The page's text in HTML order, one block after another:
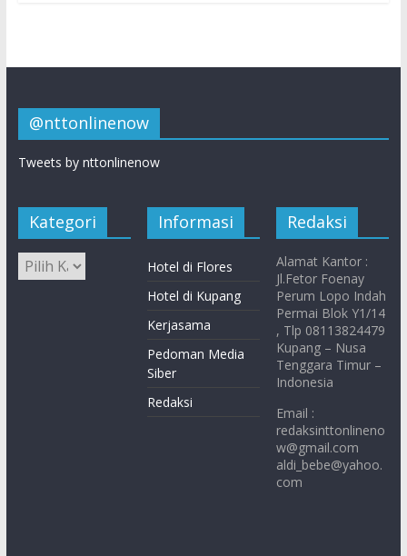
@nttonlinenow
Tweets by nttonlinenow
Kategori Informasi
Hotel di Flores
Hotel di Kupang
Kerjasama
Pedoman Media
Siber
Redaksi
Redaksi
Alamat Kantor :
Jl.Fetor Foenay
Perum Lopo Indah
Permai Blok Y1/14
, Tlp 08113824479
Kupang – Nusa
Tenggara Timur –
Indonesia
Email :
redaksinttonlineno
w@gmail.com
aldi_bebe@yahoo.
com